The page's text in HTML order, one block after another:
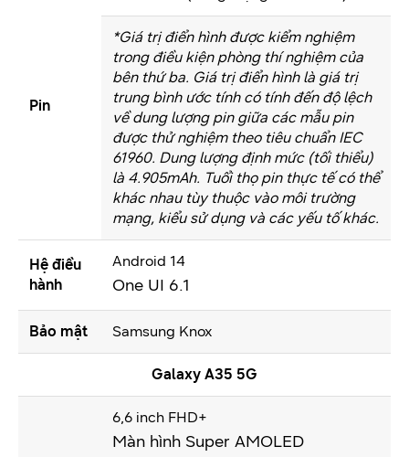
Pin
*Giá trị điển hình được kiểm nghiệm
trong điều kiện phòng thí nghiệm của
bên thứ ba. Giá trị điển hình là giá trị
trung bình ước tính có tính đến độ lệch
về dung lượng pin giữa các mẫu pin
được thử nghiệm theo tiêu chuẩn IEC
61960. Dung lượng định mức (tối thiểu)
là 4.905mAh. Tuổi thọ pin thực tế có thể
khác nhau tùy thuộc vào môi trường
mạng, kiểu sử dụng và các yếu tố khác.
Hệ điều
hành
Android 14
One UI 6.1
Bảo mật Samsung Knox
Galaxy A35 5G
6,6 inch FHD+
Màn hình Super AMOLED